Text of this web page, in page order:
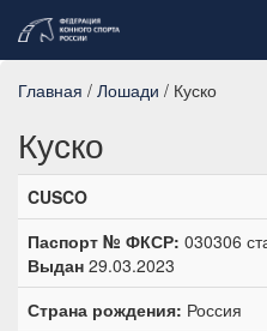
Главная / Лошади / Куско
Куско
CUSCO
Паспорт № ФКСР: 030306
Выдан 29.03.2023
Страна рождения: Россия